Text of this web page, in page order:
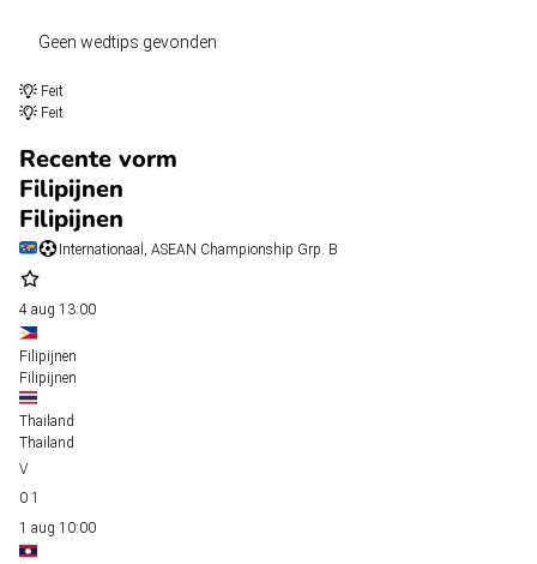
Geen wedtips gevonden
Feit
Feit
Recente vorm
Filipijnen
Filipijnen
Internationaal, ASEAN Championship Grp. B
4 aug 13:00
Filipijnen
Filipijnen
Thailand
Thailand
0 1
1 aug 10:00